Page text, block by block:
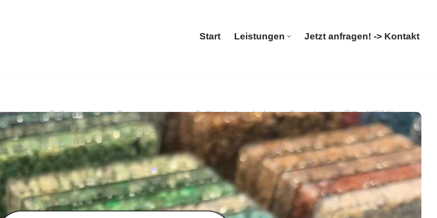
Start Leistungen Jetzt anfragen! -> Kontakt
Balkonsanierung, Terrassensanierung, Fußbodenbeschichtung. Besuchen Sie
PayKIES für
Balkonsanierung, Treppensanierung, Fußbodenbeschichtung. Ihre Anfrage endet hier:
✓Treppensanierung oder ✓Fußbodenbeschichtung in Arendsee (Altmark).
PayKIES, Ihr Boden-Verleger.